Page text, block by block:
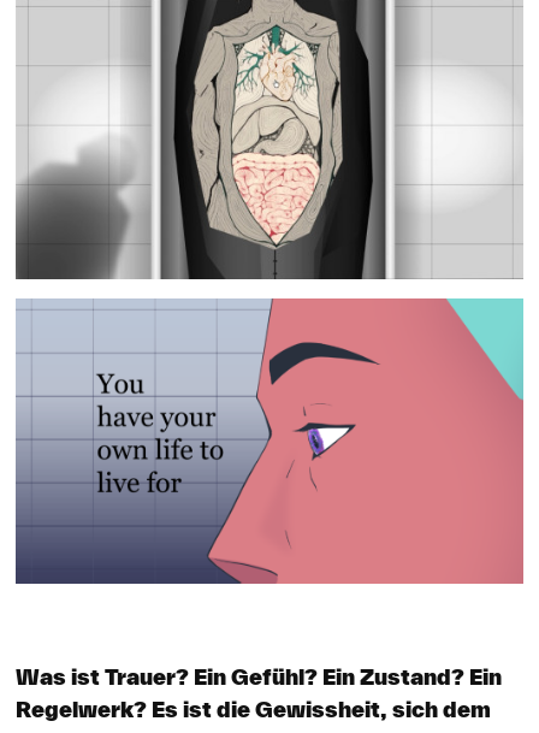
Was ist Trauer? Ein Gefühl? Ein Zustand? Ein
Regelwerk? Es ist die Gewissheit, sich dem